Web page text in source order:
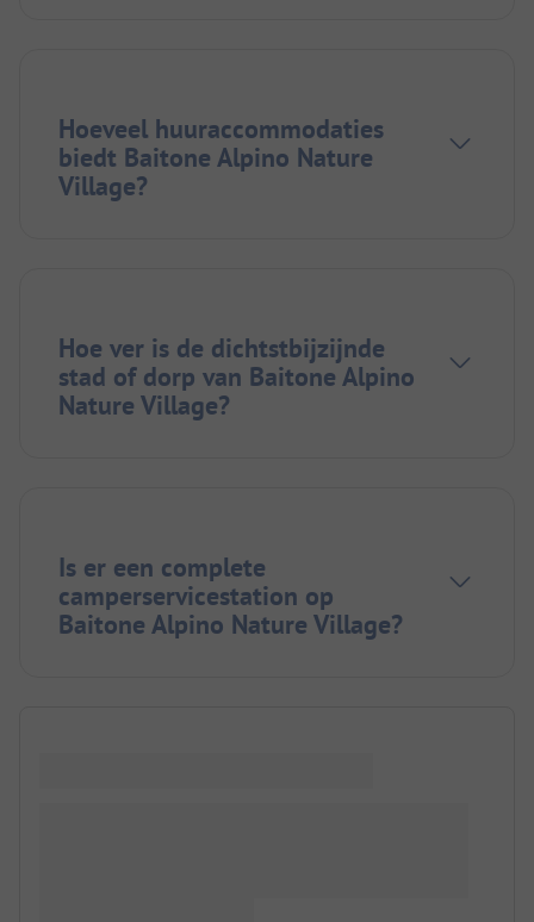
Hoeveel huuraccommodaties
biedt Baitone Alpino Nature
Village?
Hoe ver is de dichtstbijzijnde
stad of dorp van Baitone Alpino
Nature Village?
Is er een complete
camperservicestation op
Baitone Alpino Nature Village?